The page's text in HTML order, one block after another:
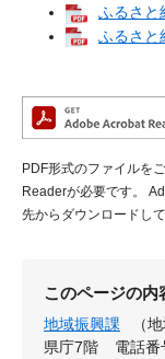
ふるさと
ふるさと
PDF形式のファイルを
Readerが必要です。
先からダウンロードし
このページの内
地域振興課
（
県庁7階
電話